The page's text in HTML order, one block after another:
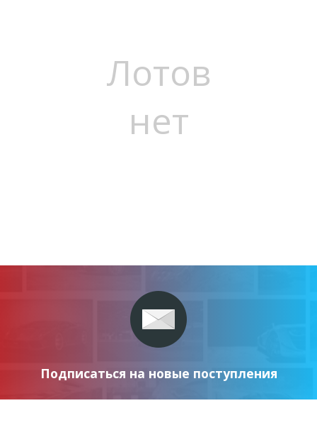
Лотов
нет
Подписаться на новые поступления